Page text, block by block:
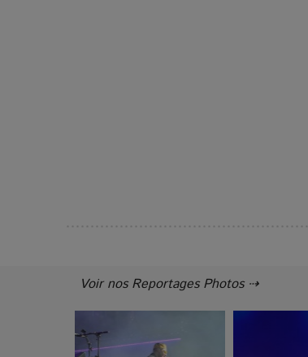
Voir nos Reportages Photos ⇢